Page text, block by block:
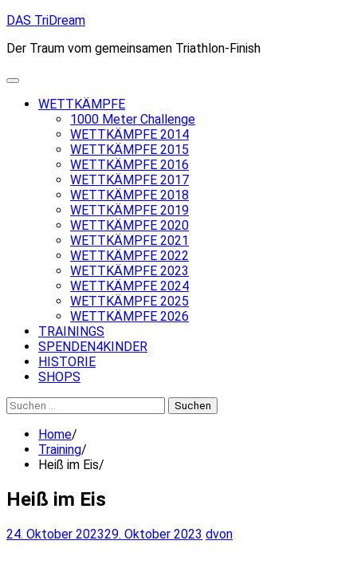
Skip
content
DAS TriDream
Der Traum vom gemeinsamen Triathlon-Finish
WETTKÄMPFE
1000 Meter Challenge
WETTKÄMPFE 2014
WETTKÄMPFE 2015
WETTKÄMPFE 2016
WETTKÄMPFE 2017
WETTKÄMPFE 2018
WETTKÄMPFE 2019
WETTKÄMPFE 2020
WETTKÄMPFE 2021
WETTKÄMPFE 2022
WETTKÄMPFE 2023
WETTKÄMPFE 2024
WETTKÄMPFE 2025
WETTKÄMPFE 2026
TRAININGS
SPENDEN4KINDER
HISTORIE
SHOPS
Suchen
nach:
Home
Training
Heiß im Eis
Heiß im Eis
24. Oktober 202329. Oktober 2023 dvon